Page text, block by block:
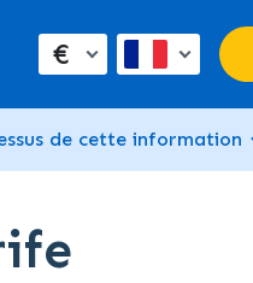
€
de cette information